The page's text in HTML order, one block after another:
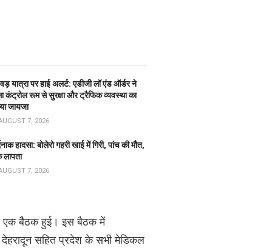
यात्रा पर हाई अलर्ट: एडीजी लॉ एंड ऑर्डर ने
कंट्रोल रूम से सुरक्षा और ट्रैफिक व्यवस्था का
जायजा
7, 2026
हादसा: बोलेरो गहरी खाई में गिरी, पांच की मौत,
लापता
7, 2026
एक बैैठक हुई। इस बैठक में
सहित प्रदेश के सभी मेडिकल